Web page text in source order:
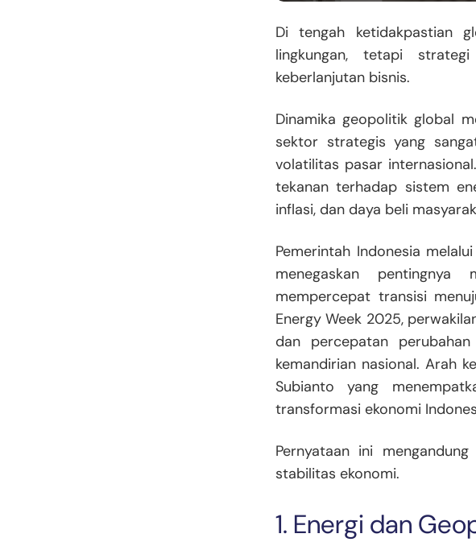
Di tengah ketidakpastian
lingkungan, tetapi
keberlanjutan bisnis.
Dinamika geopolitik global
sektor strategis yang
volatilitas pasar
tekanan terhadap sistem
inflasi, dan daya beli
Pemerintah Indonesia
menegaskan pentingnya
mempercepat transisi
Energy Week 2025,
dan percepatan
kemandirian nasional. Arah
Subianto yang
transformasi ekonomi
Pernyataan ini
stabilitas ekonomi.
1. Energi dan